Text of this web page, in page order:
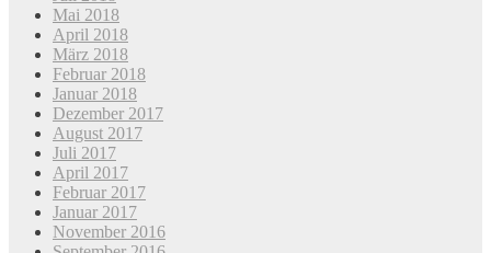
Mai 2018
April 2018
März 2018
Februar 2018
Januar 2018
Dezember 2017
August 2017
Juli 2017
April 2017
Februar 2017
Januar 2017
November 2016